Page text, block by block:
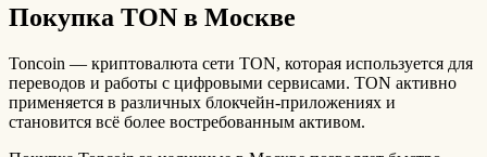
Покупка TON в Москве
Toncoin — криптовалюта сети TON, которая используется для
переводов и работы с цифровыми сервисами. TON активно
применяется в различных блокчейн-приложениях и
становится всё более востребованным активом.